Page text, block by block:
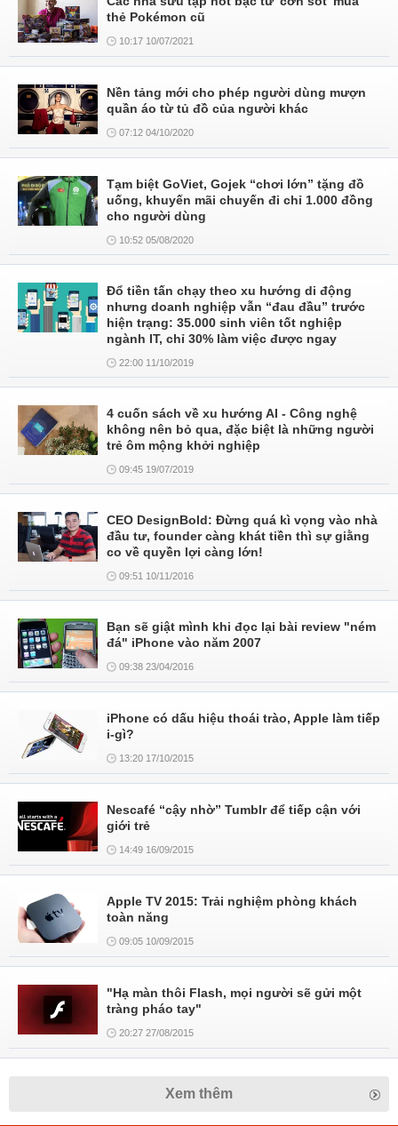
thẻ Pokémon cũ
10:17 10/07/2021
Nền tảng mới cho phép người dùng mượn
quần áo từ tủ đồ của người khác
07:12 04/10/2020
Tạm biệt GoViet, Gojek “chơi lớn” tặng đồ
uống, khuyến mãi chuyến đi chỉ 1.000 đồng
cho người dùng
10:52 05/08/2020
Đổ tiền tấn chạy theo xu hướng di động
nhưng doanh nghiệp vẫn “đau đầu” trước
hiện trạng: 35.000 sinh viên tốt nghiệp
ngành IT, chỉ 30% làm việc được ngay
22:00 11/10/2019
4 cuốn sách về xu hướng AI - Công nghệ
không nên bỏ qua, đặc biệt là những người
trẻ ôm mộng khởi nghiệp
09:45 19/07/2019
CEO DesignBold: Đừng quá kì vọng vào nhà
đầu tư, founder càng khát tiền thì sự giằng
co về quyền lợi càng lớn!
09:51 10/11/2016
Bạn sẽ giật mình khi đọc lại bài review "ném
đá" iPhone vào năm 2007
09:38 23/04/2016
iPhone có dấu hiệu thoái trào, Apple làm tiếp
i-gì?
13:20 17/10/2015
Nescafé “cậy nhờ” Tumblr để tiếp cận với
giới trẻ
14:49 16/09/2015
Apple TV 2015: Trải nghiệm phòng khách
toàn năng
09:05 10/09/2015
"Hạ màn thôi Flash, mọi người sẽ gửi một
tràng pháo tay"
20:27 27/08/2015
Xem thêm